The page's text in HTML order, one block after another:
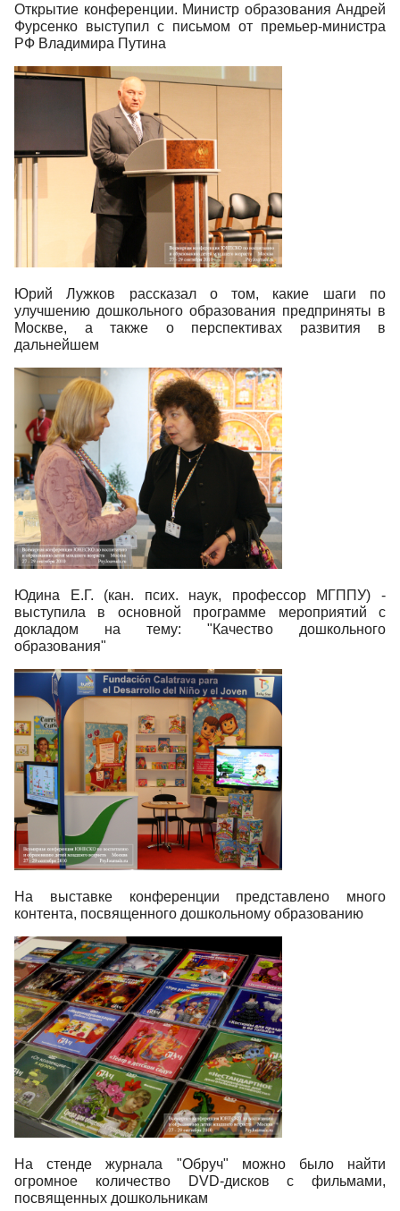
Открытие конференции. Министр образования Андрей
Фурсенко выступил с письмом от премьер-министра
РФ Владимира Путина
Юрий Лужков рассказал о том, какие шаги по
улучшению дошкольного образования предприняты в
Москве, а также о перспективах развития в
дальнейшем
Юдина Е.Г. (кан. псих. наук, профессор МГППУ) -
выступила в основной программе мероприятий с
докладом на тему: "Качество дошкольного
образования"
На выставке конференции представлено много
контента, посвященного дошкольному образованию
На стенде журнала "Обруч" можно было найти
огромное количество DVD-дисков с фильмами,
посвященных дошкольникам